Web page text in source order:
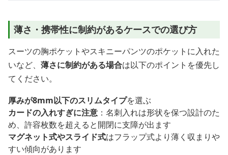
薄さ・携帯性に制約があるケースでの選び方
スーツの胸ポケットやスキニーパンツのポケットに入れた
いなど、 薄さに制約がある場合は以下のポイントを優先し
てください。
厚みが8mm以下のスリムタイプを選ぶ
カードの入れすぎに注意 ：名刺入れは形状を保つ設計のた
め、許容枚数を超えると開閉に支障が出ます
マグネット式やスライド式はフラップ式より薄く収まりや
すい傾向があります